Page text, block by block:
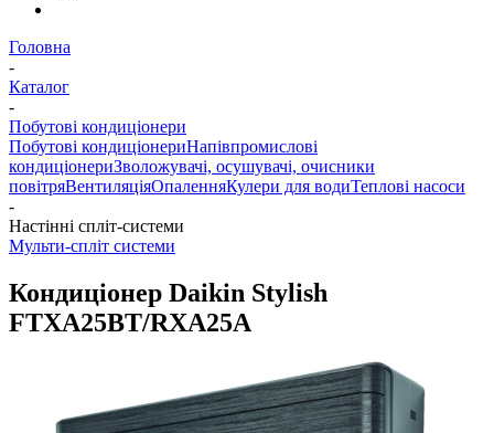
Головна
-
Каталог
-
Побутові кондиціонери
Побутові кондиціонериНапівпромислові
кондиціонериЗволожувачі, осушувачі, очисники
повітряВентиляціяОпаленняКулери для водиТеплові насоси
-
Настінні спліт-системи
Мульти-спліт системи
Кондиціонер Daikin Stylish
FTXA25BT/RXA25A